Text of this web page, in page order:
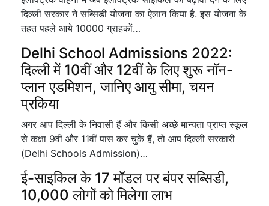
दिल्ली सरकार ने सब्सिडी योजना का ऐलान किया है. इस योजना के
तहत पहले आये 10000 ग्राहकों…
Delhi School Admissions 2022:
दिल्ली में 10वीं और 12वीं के लिए शुरू नॉन-
प्लान एडमिशन, जानिए आयु सीमा, चयन
प्रकिया
अगर आप दिल्ली के निवासी हैं और किसी अच्छे मान्यता प्राप्त स्कूल
से कक्षा 9वीं और 11वीं पास कर चुके हैं, तो आप दिल्ली सरकारी
(Delhi Schools Admission)…
ई-साइकिल के 17 मॉडल पर बंपर सब्सिडी,
10,000 लोगों को मिलेगा लाभ